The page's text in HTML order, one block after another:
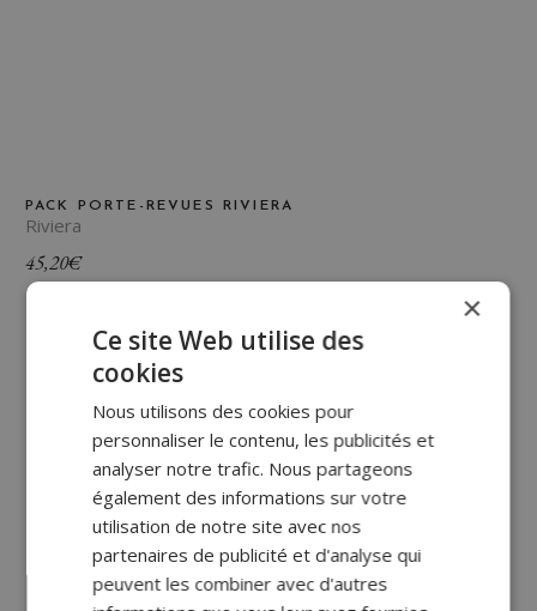
PACK PORTE-REVUES RIVIERA
Riviera
45,20€
×
Ce site Web utilise des
cookies
Nous utilisons des cookies pour
personnaliser le contenu, les publicités et
analyser notre trafic. Nous partageons
également des informations sur votre
utilisation de notre site avec nos
partenaires de publicité et d'analyse qui
peuvent les combiner avec d'autres